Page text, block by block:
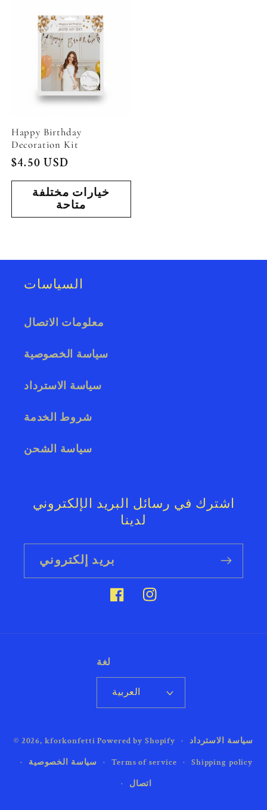
Happy Birthday
Decoration Kit
السعر
العادي
$4.50 USD
خيارات مختلفة
متاحة
السياسات
معلومات الاتصال
سياسة الخصوصية
سياسة الاسترداد
شروط الخدمة
سياسة الشحن
اشترك في رسائل البريد الإلكتروني
لدينا
بريد إلكتروني
فيسبوكإنستغرام
لغة
العربية
الدفع
© 2026, kforkonfetti Powered by Shopify
سياسة الاسترداد
سياسة الخصوصية
Terms of service
Shipping policy
اتصال